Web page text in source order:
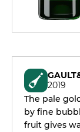
2019
The pale
by fine
fruit gives